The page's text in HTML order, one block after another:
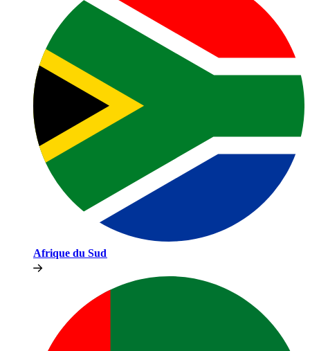
Afrique du Sud​​